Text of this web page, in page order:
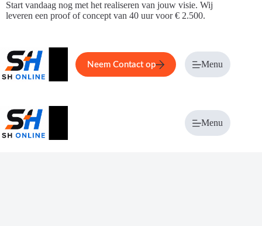
Ga
naar
Start vandaag nog met het realiseren van jouw visie. Wij
leveren een proof of concept van 40 uur voor € 2.500.
Home Service Over ons
Neem Contact op Menu
Menu